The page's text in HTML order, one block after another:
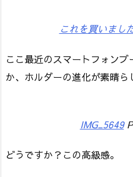
これを買いまし
ここ最近のスマートフォン
か、ホルダーの進化が素晴ら
IMG_5649
どうですか？この高級感。